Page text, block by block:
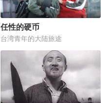
任性的硬币
台湾青年的大陆旅途